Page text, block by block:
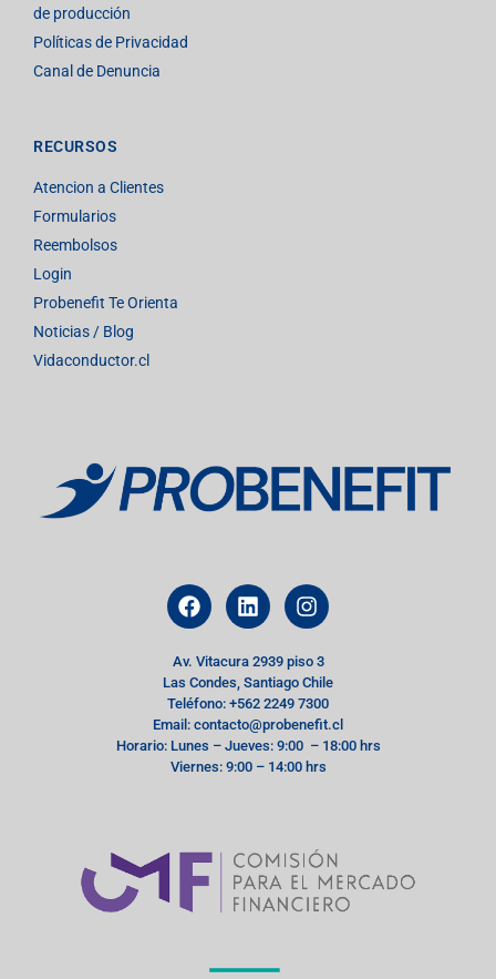
de producción
Políticas de Privacidad
Canal de Denuncia
RECURSOS
Atencion a Clientes
Formularios
Reembolsos
Login
Probenefit Te Orienta
Noticias / Blog
Vidaconductor.cl
Av. Vitacura 2939 piso 3
Las Condes, Santiago Chile
Teléfono: +562 2249 7300
Email: contacto@probenefit.cl
Horario: Lunes – Jueves: 9:00 – 18:00 hrs
Viernes: 9:00 – 14:00 hrs